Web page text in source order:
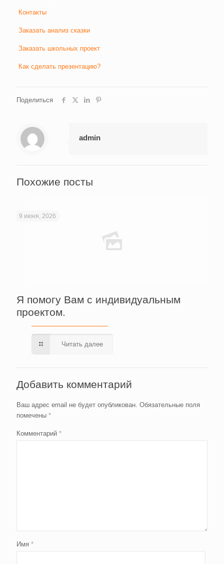
Контакты
Заказать анализ сказки
Заказать школьных проект
Как сделать презентацию?
Поделиться
admin
Похожие посты
9 июня, 2026
Я помогу Вам с индивидуальным
проектом.
Читать далее
Добавить комментарий
Ваш адрес email не будет опубликован. Обязательные поля
помечены *
Комментарий *
Имя *